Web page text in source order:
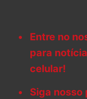
Entre no
para
celular!
Siga nosso